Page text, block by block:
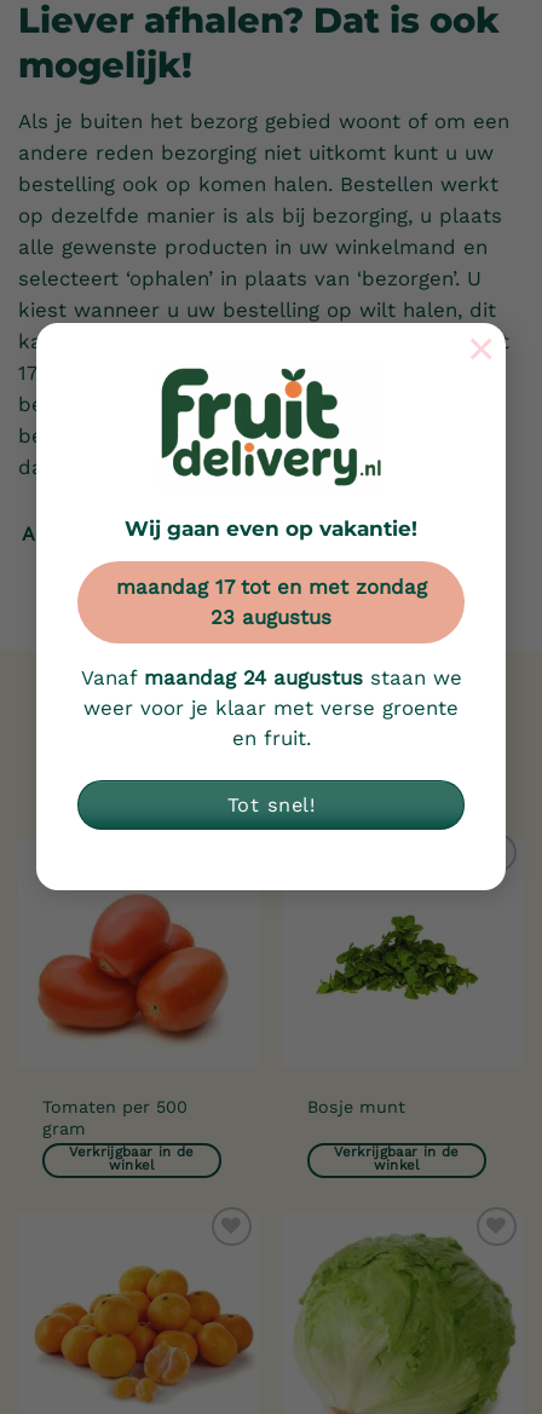
Wij gaan even op vakantie!
maandag 17 tot en met zondag
23 augustus
Vanaf maandag 24 augustusstaan we
weer voor je klaar met verse groente
en fruit.
Tot snel!
×
Liever afhalen? Dat is ook
mogelijk!
Als je buiten het bezorg gebied woont of om een
andere reden bezorging niet uitkomt kunt u uw
bestelling ook op komen halen. Bestellen werkt
op dezelfde manier is als bij bezorging, u plaats
alle gewenste producten in uw winkelmand en
selecteert ‘ophalen’ in plaats van ‘bezorgen’. U
kiest wanneer u uw bestelling op wilt halen, dit
kan van dinsdag tot en met vrijdag van 09:00 tot
17:00 uur. U kunt bij het plaatsen van uw
bestelling via iDeal betalen of wanneer u uw
bestelling op komt halen contant betalen. Tot
dan!
Afspraak maken
Gerelateerde producten
Toevoegen
verlanglijst
Tomaten per 500
gram
Verkrijgbaar in de
winkel
Toevoegen
Bosje munt
Verkrijgbaar in de
winkel
verlanglijst
Toevoegen
aan
verlanglijst